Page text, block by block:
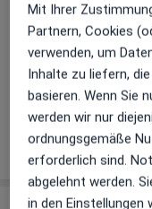
Eigenbluttherapie
Allergie- &
Wie funktioniert
Mit Ihrer
Partnern, Cookies
verwenden, um
Inhalte zu liefern,
basieren. Wenn Sie
werden wir nur
ordnungsgemäße
erforderlich sind.
abgelehnt werden.
in den Einstellungen